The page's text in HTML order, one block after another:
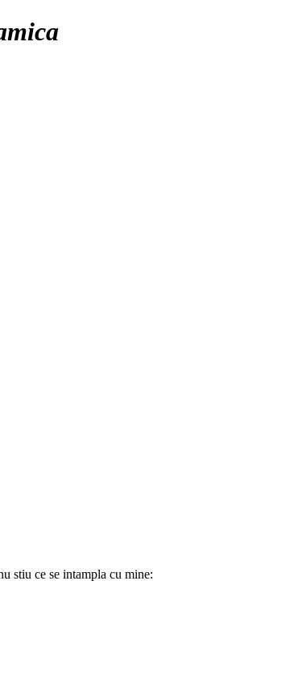
stiu ce se intampla cu mine: